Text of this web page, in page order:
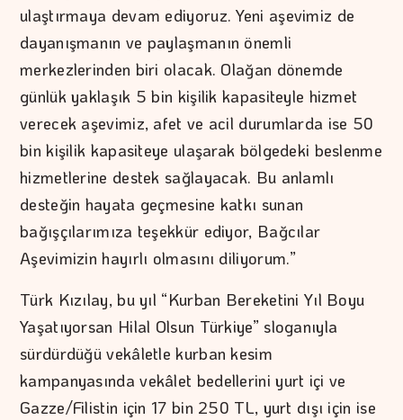
ulaştırmaya devam ediyoruz. Yeni aşevimiz de
dayanışmanın ve paylaşmanın önemli
merkezlerinden biri olacak. Olağan dönemde
günlük yaklaşık 5 bin kişilik kapasiteyle hizmet
verecek aşevimiz, afet ve acil durumlarda ise 50
bin kişilik kapasiteye ulaşarak bölgedeki beslenme
hizmetlerine destek sağlayacak. Bu anlamlı
desteğin hayata geçmesine katkı sunan
bağışçılarımıza teşekkür ediyor, Bağcılar
Aşevimizin hayırlı olmasını diliyorum.”
Türk Kızılay, bu yıl “Kurban Bereketini Yıl Boyu
Yaşatıyorsan Hilal Olsun Türkiye” sloganıyla
sürdürdüğü vekâletle kurban kesim
kampanyasında vekâlet bedellerini yurt içi ve
Gazze/Filistin için 17 bin 250 TL, yurt dışı için ise